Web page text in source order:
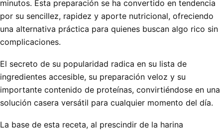
minutos. Esta preparación se ha convertido en tendencia
por su sencillez, rapidez y aporte nutricional, ofreciendo
una alternativa práctica para quienes buscan algo rico sin
complicaciones.
El secreto de su popularidad radica en su lista de
ingredientes accesible, su preparación veloz y su
importante contenido de proteínas, convirtiéndose en una
solución casera versátil para cualquier momento del día.
La base de esta receta, al prescindir de la harina